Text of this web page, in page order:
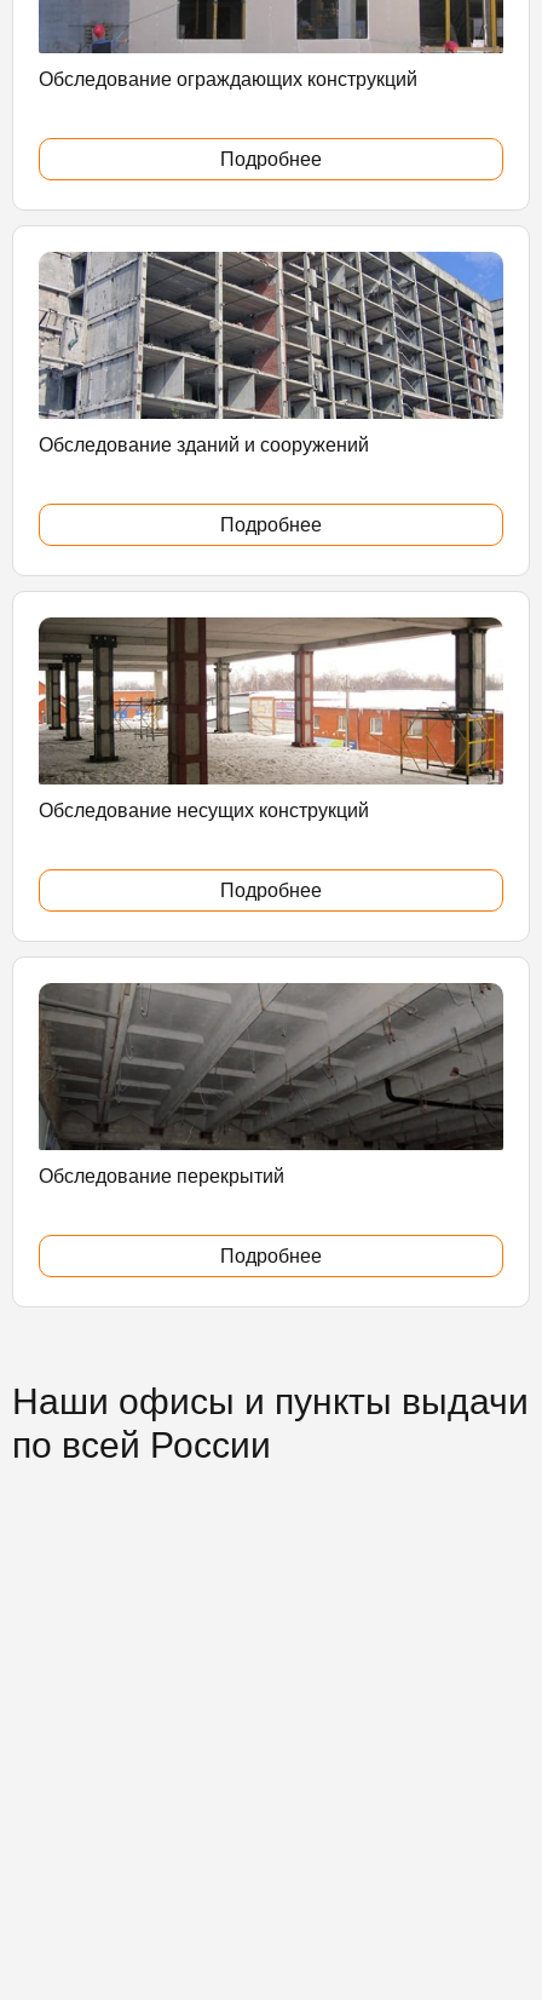
Обследование ограждающих конструкций
Подробнее
Обследование зданий и сооружений
Подробнее
Обследование несущих конструкций
Подробнее
Обследование перекрытий
Подробнее
Наши офисы и пункты выдачи
по всей России